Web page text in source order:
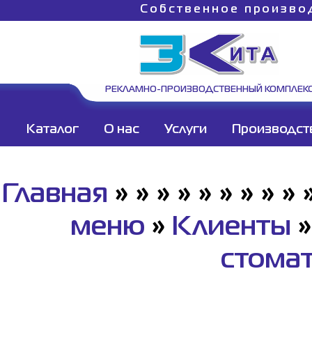
Собственное
РЕКЛАМНО-ПРОИЗВОДСТВЕННЫЙ
Каталог О нас Услуги
Главная » » » » » » » » »
меню » Клиенты